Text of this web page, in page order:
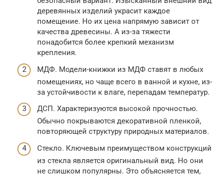
деревянных изделий украсит каждое
помещение. Но их цена напрямую зависит от
качества древесины. А из-за тяжести
понадобится более крепкий механизм
крепления.
МДФ. Модели-книжки из МДФ ставят в любых
помещениях, но чаще всего в ванной и кухне, из-
за устойчивости к влаге, перепадам температур.
ДСП. Характеризуются высокой прочностью.
Обычно покрываются декоративной пленкой,
повторяющей структуру природных материалов.
Стекло. Ключевым преимуществом конструкций
из стекла является оригинальный вид. Но они
не слишком популярны. Это объясняется тем,